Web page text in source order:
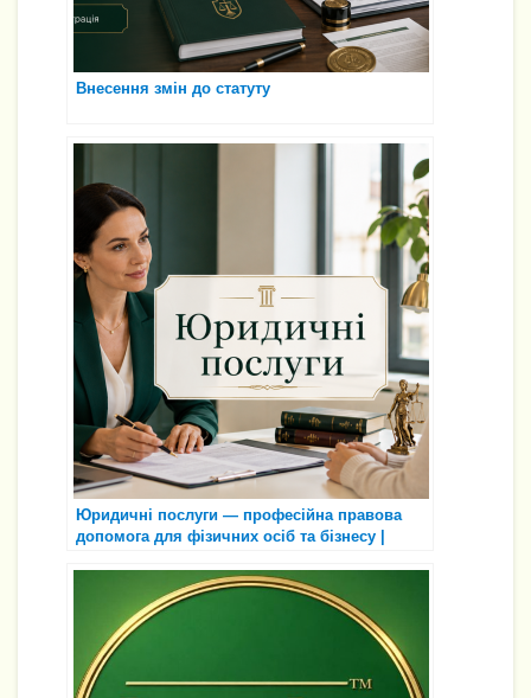
Внесення змін до статуту
Юридичні послуги — професійна правова
допомога для фізичних осіб та бізнесу |